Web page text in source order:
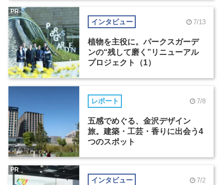
インタビュー 7/13
植物を主役に。パークスガーデ
ンの“残して磨く”リニューアル
プロジェクト（1）
PR
レポート 7/8
五感でめぐる、金沢デザイン
旅。建築・工芸・香りに出会う4
つのスポット
インタビュー 7/2
PR